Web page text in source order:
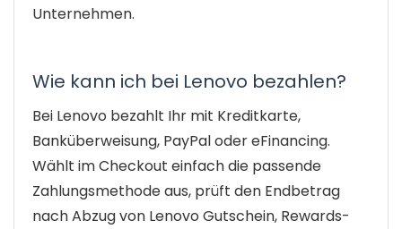
Unternehmen.
Wie kann ich bei Lenovo bezahlen?
Bei Lenovo bezahlt Ihr mit Kreditkarte,
Banküberweisung, PayPal oder eFinancing.
Wählt im Checkout einfach die passende
Zahlungsmethode aus, prüft den Endbetrag
nach Abzug von Lenovo Gutschein, Rewards-